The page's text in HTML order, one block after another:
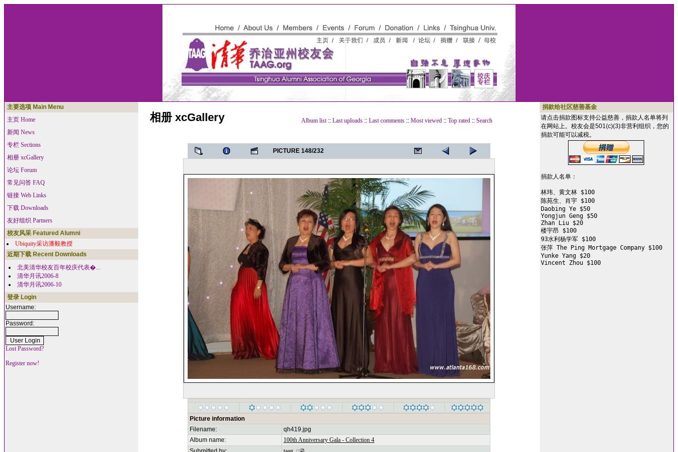
主要选项 Main Menu
主页 Home
新闻 News
专栏 Sections
相册 xcGallery
论坛 Forum
常见问答 FAQ
链接 Web Links
下载 Downloads
友好组织 Partners
校友风采 Featured Alumni
Ubiquity采访潘毅教授
近期下载 Recent Downloads
北美清华校友百年校庆代表�...
清华月讯2006-8
清华月讯2006-10
登录 Login
Username:
Password:
Lost Password?
Register now!
相册 xcGallery Album list:: Last uploads:: Last comments:: Most viewed:: Top rated:: Search
PICTURE 148/232
Picture information
Filename:
qh419.jpg
Album name:
100th Anniversary Gala - Collection 4
捐款给社区慈善基金
请点击捐款图标支持公益慈善，捐款人名单将列
在网站上。校友会是501(c)(3)非营利组织，您的
捐款可能可以减税。
捐款人名单：
林玮、黄文林 $100
陈苑生、肖宇 $100
Daobing Ye $50
Yongjun Geng $50
Zhan Liu $20
楼宇昂 $100
93水利杨学军 $100
张萍 The Ping Mortgage Company $100
Yunke Yang $20
Vincent Zhou $100